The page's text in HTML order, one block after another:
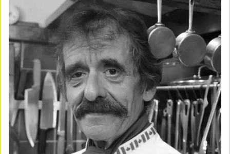
Mon Salon